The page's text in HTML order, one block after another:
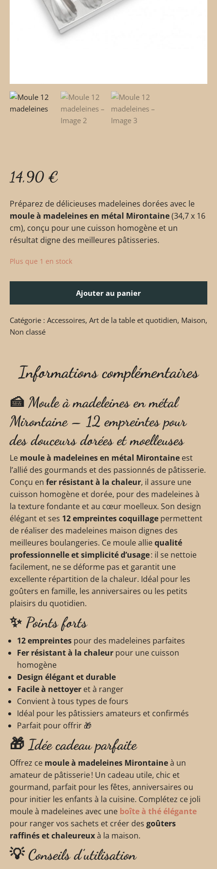
14,90 €
Préparez de délicieuses madeleines dorées avec le
moule à madeleines en métal Mirontaine(34,7 x 16
cm), conçu pour une cuisson homogène et un
résultat digne des meilleures pâtisseries.
Plus que 1 en stock
Ajouter au panier
Catégorie : Accessoires, Art de la table et quotidien, Maison,
Non classé
Informations complémentaires
🍰 Moule à madeleines en métal
Mirontaine – 12 empreintes pour
des douceurs dorées et moelleuses
Le moule à madeleines en métal Mirontaine est
l’allié des gourmands et des passionnés de pâtisserie.
Conçu en fer résistant à la chaleur, il assure une
cuisson homogène et dorée, pour des madeleines à
la texture fondante et au cœur moelleux. Son design
élégant et ses 12 empreintes coquillage permettent
de réaliser des madeleines maison dignes des
meilleures boulangeries. Ce moule alliequalité
professionnelle et simplicité d’usage: il se nettoie
facilement, ne se déforme pas et garantit une
excellente répartition de la chaleur. Idéal pour les
goûters en famille, les anniversaires ou les petits
plaisirs du quotidien.
✨ Points forts
12 empreintes pour des madeleines parfaites
Fer résistant à la chaleur pour une cuisson
homogène
Design élégant et durable
Facile à nettoyer et à ranger
Convient à tous types de fours
Idéal pour les pâtissiers amateurs et confirmés
Parfait pour offrir 🎁
🎁 Idée cadeau parfaite
Offrez ce moule à madeleines Mirontaineà un
amateur de pâtisserie ! Un cadeau utile, chic et
gourmand, parfait pour les fêtes, anniversaires ou
pour initier les enfants à la cuisine. Complétez ce joli
moule à madeleines avec une boîte à thé élégante
pour ranger vos sachets et créer des goûters
raffinés et chaleureuxà la maison.
💡Conseils d’utilisation